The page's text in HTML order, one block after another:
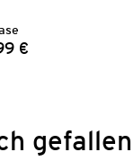
Preis:
€
gefallen